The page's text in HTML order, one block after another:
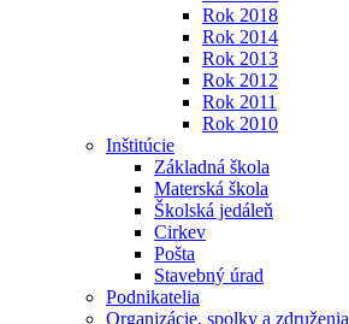
Rok 2018
Rok 2014
Rok 2013
Rok 2012
Rok 2011
Rok 2010
Inštitúcie
Základná škola
Materská škola
Školská jedáleň
Cirkev
Pošta
Stavebný úrad
Podnikatelia
Organizácie, spolky a združenia